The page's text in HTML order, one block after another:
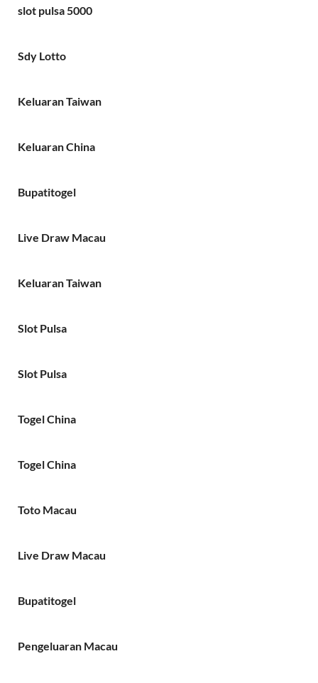
slot pulsa 5000
Sdy Lotto
Keluaran Taiwan
Keluaran China
Bupatitogel
Live Draw Macau
Keluaran Taiwan
Slot Pulsa
Slot Pulsa
Togel China
Togel China
Toto Macau
Live Draw Macau
Bupatitogel
Pengeluaran Macau